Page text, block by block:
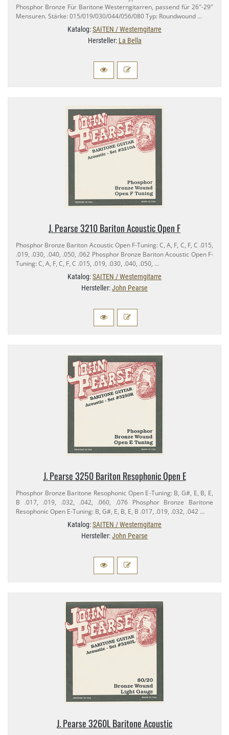
Phosphor Bronze Für Baritone Westerngitarren, passend für 26"-​29"
Mensuren. Stärke: 015/​019/​030/​044/​056/​080 Typ: Roundwound …
Katalog:SAITEN / Westerngitarre
Hersteller: La Bella
J. Pearse 3210 Bariton Acoustic Open F
Phosphor Bronze Bariton Acoustic Open F-​Tuning: C, A, F, C, F, C .015,
.019, .030, .040, .050, .062 Phosphor Bronze Bariton Acoustic Open F-​
Tuning: C, A, F, C, F, C .015, .019, .030, .040, .050, …
Katalog:SAITEN / Westerngitarre
Hersteller:John Pearse
J. Pearse 3250 Bariton Resophonic Open E
Phosphor Bronze Baritone Resophonic Open E-​Tuning: B, G#, E, B, E,
B .017, .019, .032, .042, .060, .076 Phosphor Bronze Baritone
Resophonic Open E-​Tuning: B, G#, E, B, E, B .017, .019, .032, .042 …
Katalog:SAITEN / Westerngitarre
Hersteller:John Pearse
J. Pearse 3260L Baritone Acoustic